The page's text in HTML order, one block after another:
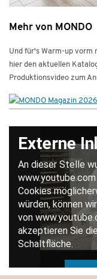
Mehr von MONDO
Und für's Warm-up vorm
hier den aktuellen
Produktionsvideo zum